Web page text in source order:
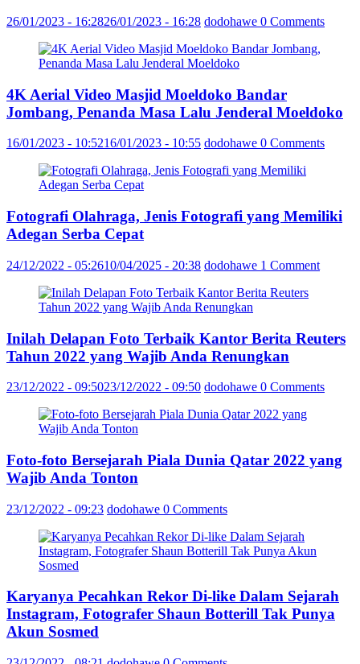
26/01/2023 - 16:2826/01/2023 - 16:28 dodohawe 0 Comments
4K Aerial Video Masjid Moeldoko Bandar
Jombang, Penanda Masa Lalu Jenderal Moeldoko
16/01/2023 - 10:5216/01/2023 - 10:55 dodohawe 0 Comments
Fotografi Olahraga, Jenis Fotografi yang Memiliki
Adegan Serba Cepat
24/12/2022 - 05:2610/04/2025 - 20:38 dodohawe 1 Comment
Inilah Delapan Foto Terbaik Kantor Berita Reuters
Tahun 2022 yang Wajib Anda Renungkan
23/12/2022 - 09:5023/12/2022 - 09:50 dodohawe 0 Comments
Foto-foto Bersejarah Piala Dunia Qatar 2022 yang
Wajib Anda Tonton
23/12/2022 - 09:23 dodohawe 0 Comments
Karyanya Pecahkan Rekor Di-like Dalam Sejarah
Instagram, Fotografer Shaun Botterill Tak Punya
Akun Sosmed